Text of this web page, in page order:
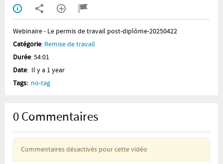
Webinaire - Le permis de travail post-diplôme-20250422
Catégorie: Remise de travail
Durée: 54:01
Date: Il y a 1 year
Tags: no-tag
0Commentaires
Commentaires désactivés pour cette vidéo